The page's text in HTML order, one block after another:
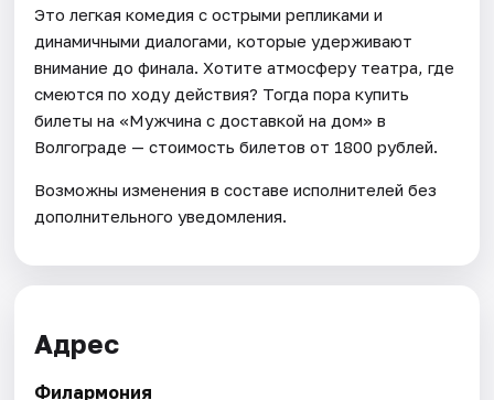
Это легкая комедия с острыми репликами и
динамичными диалогами, которые удерживают
внимание до финала. Хотите атмосферу театра, где
смеются по ходу действия? Тогда пора купить
билеты на «Мужчина с доставкой на дом» в
Волгограде — стоимость билетов от 1800 рублей.
Возможны изменения в составе исполнителей без
дополнительного уведомления.
Адрес
Филармония